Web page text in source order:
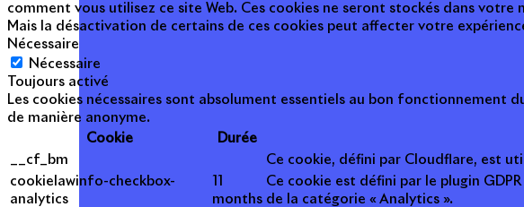
comment vous utilisez ce site Web. Ces cookies ne seront stockés dans
Mais la désactivation de certains de ces cookies peut affecter votre
Nécessaire
Nécessaire
Toujours activé
Les cookies nécessaires sont absolument essentiels au bon fonctionnement
de manière anonyme.
Cookie
Durée
__cf_bm
Ce cookie, défini par Cloudflare, est
cookielawinfo-checkbox-
analytics
months
Ce cookie est défini par le plugin
de la catégorie « Analytics ».